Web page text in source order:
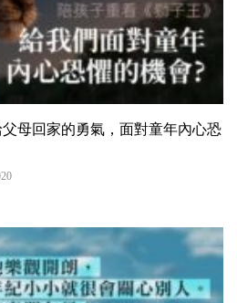
母回家的勇氣，面對童年內心恐